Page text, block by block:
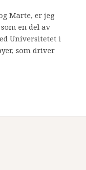
Marte, er jeg
en del av
Universitetet i
som driver